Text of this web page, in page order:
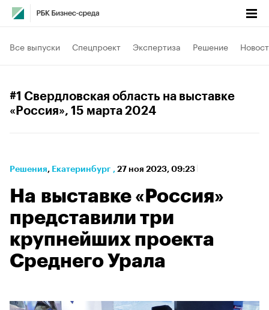
Все выпуски Спецпроект Экспертиза Решение
#1 Свердловская область на выставке
«Россия», 15 марта 2024
Решения⁠, Екатеринбург , 27 ноя 2023, 09:23
На выставке «Россия»
представили три
крупнейших проекта
Среднего Урала